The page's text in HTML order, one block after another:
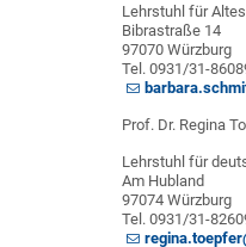
Lehrstuhl für
Bibrastraße 14
97070 Würzburg
Tel. 0931/31-
Prof. Dr. Regina
Lehrstuhl für
Am Hubland
97074 Würzburg
Tel. 0931/31-